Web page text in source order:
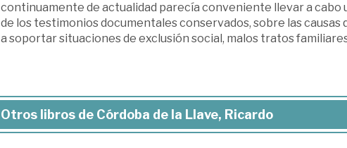
continuamente de actualidad parecía conveniente llevar a cabo
de los testimonios documentales conservados, sobre las causas
a soportar situaciones de exclusión social, malos tratos
Otros libros de Córdoba de la Llave, Ricardo